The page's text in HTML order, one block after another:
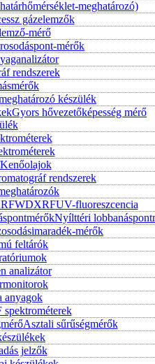
meghatározó)
gázelemzők
mérő
mérők
rendszerek
készülék
Gyors hővezetőképesség mérő
rendszerek
WDXRFUV-fluoreszcencia
Nyílttéri
mérők
feltárók
analizátor
anyagok
Asztali sűrűségmérők
jelzők